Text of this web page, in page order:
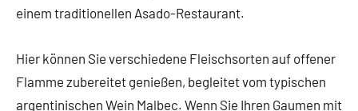
einem traditionellen Asado-Restaurant.
Hier können Sie verschiedene Fleischsorten auf offener
Flamme zubereitet genießen, begleitet vom typischen
argentinischen Wein Malbec. Wenn Sie Ihren Gaumen mit